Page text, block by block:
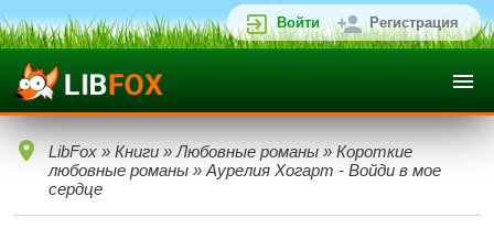
Войти Регистрация
LibFox » Книги » Любовные романы » Короткие
любовные романы » Аурелия Хогарт - Войди в мое
сердце